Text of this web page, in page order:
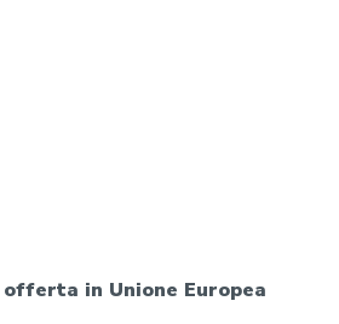
in Unione Europea